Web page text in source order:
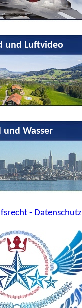
und Luftvideo
und Wasser
- Datenschutz